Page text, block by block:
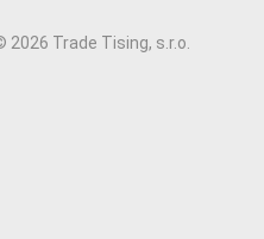
Trade Tising, s.r.o.